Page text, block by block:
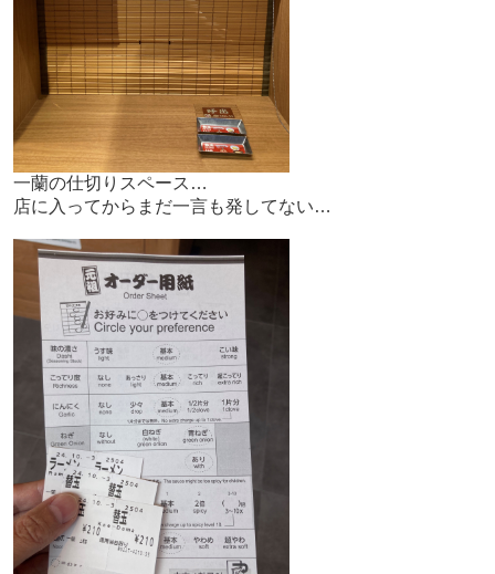
一蘭の仕切りスペース…
店に入ってからまだ一言も発してない…